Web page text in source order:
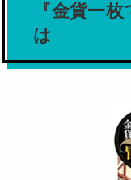
『金貨一
は